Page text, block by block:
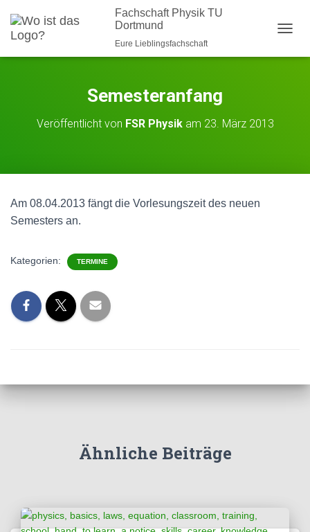
Fachschaft Physik TU
Dortmund
Eure Lieblingsfachschaft
Semesteranfang
Veröffentlicht von FSR Physikam 23. März 2013
Am 08.04.2013 fängt die Vorlesungszeit des neuen
Semesters an.
Kategorien: TERMINE
Ähnliche Beiträge